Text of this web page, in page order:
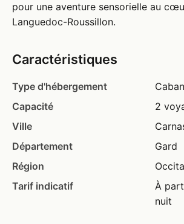
pour une aventure sensorielle au
Languedoc-Roussillon.
Caractéristiques
Type d'hébergement
Capacité
2
Ville
Département
Gard
Région
Tarif indicatif
À
nuit